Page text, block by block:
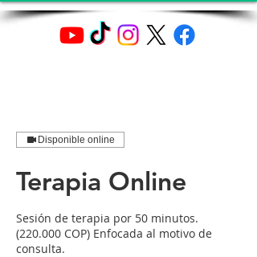
Disponible online
Terapia Online
Sesión de terapia por 50 minutos.
(220.000 COP) Enfocada al motivo de
consulta.